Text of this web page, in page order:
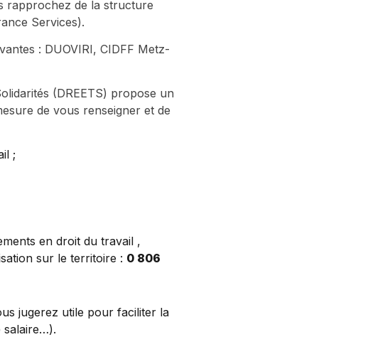
rapprochez de la structure
Services).
: DUOVIRI, CIDFF Metz-
(DREETS) propose un
de vous renseigner et de
;
en droit du travail ,
sur le territoire : 0 806
jugerez utile pour faciliter la
salaire…).